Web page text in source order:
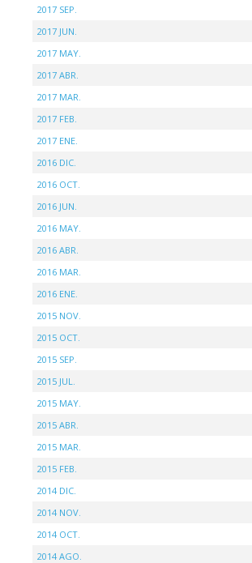
2017 SEP.
2017 JUN.
2017 MAY.
2017 ABR.
2017 MAR.
2017 FEB.
2017 ENE.
2016 DIC.
2016 OCT.
2016 JUN.
2016 MAY.
2016 ABR.
2016 MAR.
2016 ENE.
2015 NOV.
2015 OCT.
2015 SEP.
2015 JUL.
2015 MAY.
2015 ABR.
2015 MAR.
2015 FEB.
2014 DIC.
2014 NOV.
2014 OCT.
2014 AGO.